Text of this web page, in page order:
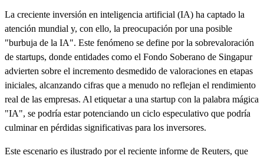
La creciente inversión en inteligencia artificial (IA) ha captado la
atención mundial y, con ello, la preocupación por una posible
"burbuja de la IA". Este fenómeno se define por la sobrevaloración
de startups, donde entidades como el Fondo Soberano de Singapur
advierten sobre el incremento desmedido de valoraciones en etapas
iniciales, alcanzando cifras que a menudo no reflejan el rendimiento
real de las empresas. Al etiquetar a una startup con la palabra mágica
"IA", se podría estar potenciando un ciclo especulativo que podría
culminar en pérdidas significativas para los inversores.
Este escenario es ilustrado por el reciente informe de Reuters, que